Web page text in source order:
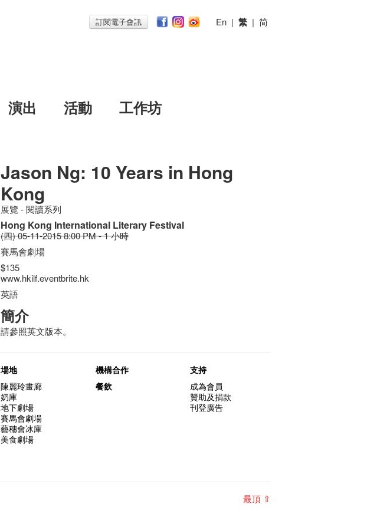
訂閱電子會訊 En | 繁 | 简
演出 活動
工作坊
Jason Ng: 10 Years in Hong
Kong
展覽 - 閱讀系列
Hong Kong International Literary Festival
(四) 05-11-2015 8:00 PM - 1 小時
賽馬會劇場
$135
www.hkilf.eventbrite.hk
英語
簡介
請參照英文版本。
場地
陳麗玲畫廊
奶庫
地下劇場
賽馬會劇場
藝穗會冰庫
美食劇場
機構合作
餐飲
支持
成為會員
贊助及捐款
刊登廣告
最頂 ⇧